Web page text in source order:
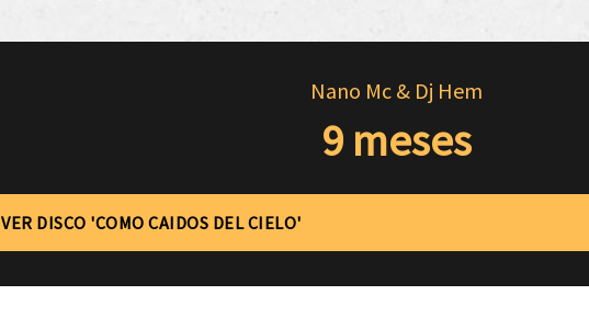
Nano Mc & Dj Hem
9 meses
VER DISCO 'COMO CAIDOS DEL CIELO'